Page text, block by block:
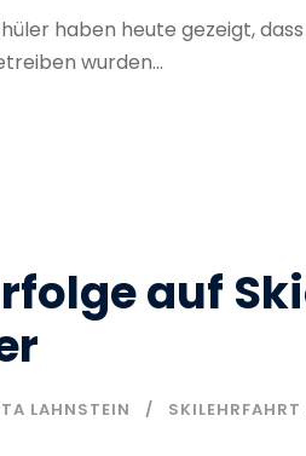
haben heute gezeigt,
wurden...
auf
LAHNSTEIN